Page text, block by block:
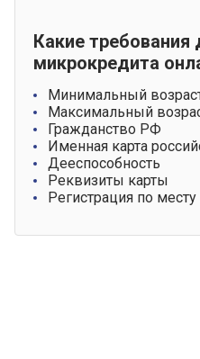
Какие требования
микрокредита
Минимальный
Максимальный
Гражданство РФ
Именная карта
Дееспособность
Реквизиты карты
Регистрация по